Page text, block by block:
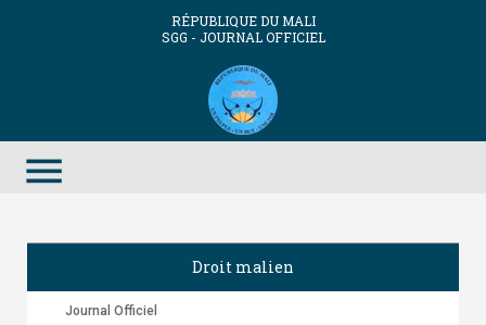
RÉPUBLIQUE DU MALI
SGG - JOURNAL OFFICIEL
menu
Droit malien
Journal Officiel